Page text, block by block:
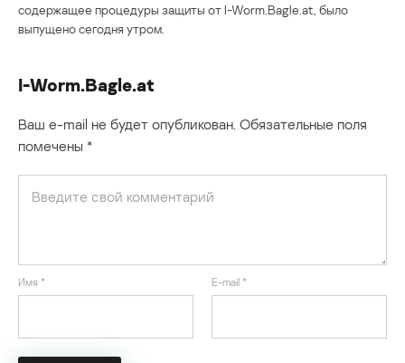
содержащее процедуры защиты от I-Worm.Bagle.at, было
выпущено сегодня утром.
I-Worm.Bagle.at
Ваш e-mail не будет опубликован. Обязательные поля
помечены *
Имя * E-mail *